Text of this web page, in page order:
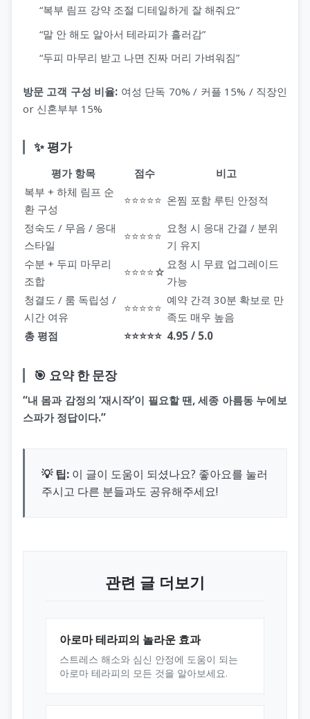
“복부 림프 강약 조절 디테일하게 잘 해줘요”
“말 안 해도 알아서 테라피가 흘러감”
“두피 마무리 받고 나면 진짜 머리 가벼워짐”
방문 고객 구성 비율: 여성 단독 70% / 커플 15% / 직장인
or 신혼부부 15%
✨ 평가
평가 항목 점수
비고
복부 + 하체 림프 순
환 구성
⭐⭐⭐⭐⭐ 온찜 포함 루틴 안정적
정숙도 / 무음 / 응대
스타일
⭐⭐⭐⭐⭐
요청 시 응대 간결 / 분위
기 유지
수분 + 두피 마무리
조합
⭐⭐⭐⭐☆
요청 시 무료 업그레이드
가능
청결도 / 룸 독립성 /
시간 여유
⭐⭐⭐⭐⭐
예약 간격 30분 확보로 만
족도 매우 높음
총 평점
⭐⭐⭐⭐⭐ 4.95 / 5.0
🎯 요약 한 문장
“내 몸과 감정의 ‘재시작’이 필요할 땐, 세종 아름동 누에보
스파가 정답이다.”
💡 팁: 이 글이 도움이 되셨나요? 좋아요를 눌러
주시고 다른 분들과도 공유해주세요!
관련 글 더보기
아로마 테라피의 놀라운 효과
스트레스 해소와 심신 안정에 도움이 되는
아로마 테라피의 모든 것을 알아보세요.